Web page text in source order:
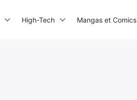
High-Tech Mangas et Comics